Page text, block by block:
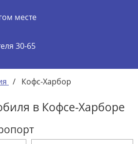
месте
30-65
/ Кофс-Харбор
в Кофсе-Харборе